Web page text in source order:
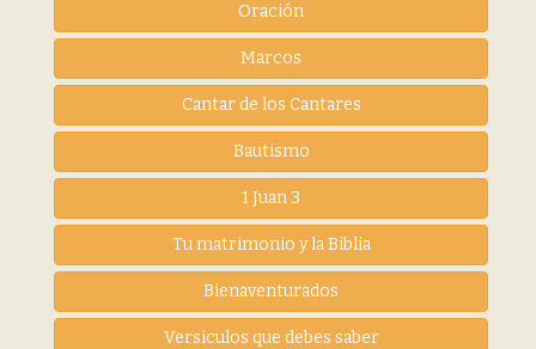
Oración
Marcos
Cantar de los Cantares
Bautismo
1 Juan 3
Tu matrimonio y la Biblia
Bienaventurados
Versiculos que debes saber